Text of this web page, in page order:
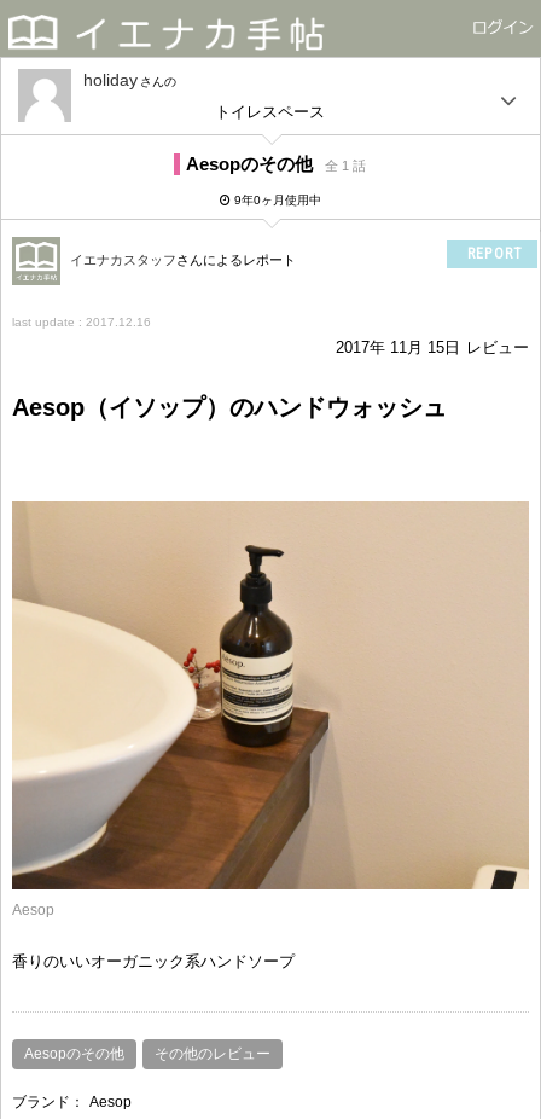
holiday さん
トイレスペース
Aesopのその他 全 1 話
9年0ヶ月使用中
イエナカスタッフさんによるレポート REPORT
last update : 2017.12.16
2017年 11月 15日 レビュー
Aesop（イソップ）のハンドウォッシュ
Aesop
香りのいいオーガニック系ハンドソープ
Aesopのその他 その他のレビュー
ブランド： Aesop